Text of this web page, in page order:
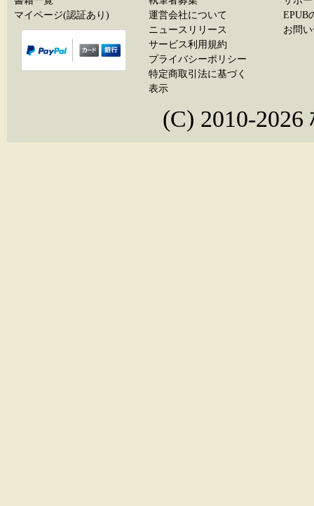
マイページ(認証あり)
運営会社について
ニュースリリース
サービス利用規約
プライバシーポリシー
特定商取引法に基づく
表示
EPUB
お問
(C) 2010-